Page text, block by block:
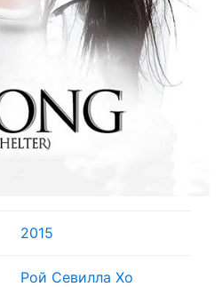
2015
Рой Севилла Хо